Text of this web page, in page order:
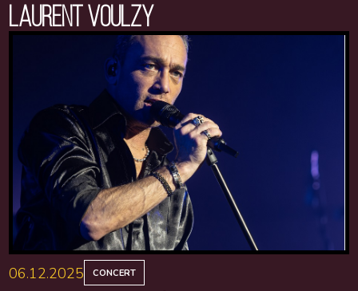
LAURENT VOULZY
06.12.2025 CONCERT